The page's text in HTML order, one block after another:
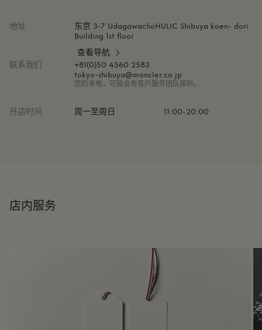
地址
东京 3-7 UdagawachoHULIC Shibuya koen- dori
Building 1st floor
查看导航
联系我们
+81(0)50 4560 2583
tokyo-shibuya@moncler.co.jp
您的来电，可能会有客户服务团队接听。
开店时间 周一至周日 11:00-20:00
店内服务